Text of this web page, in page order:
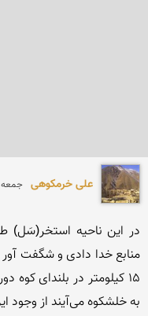
علی خرمکوهی جمعه 10 بهمن 1393 | 12 سال پیش